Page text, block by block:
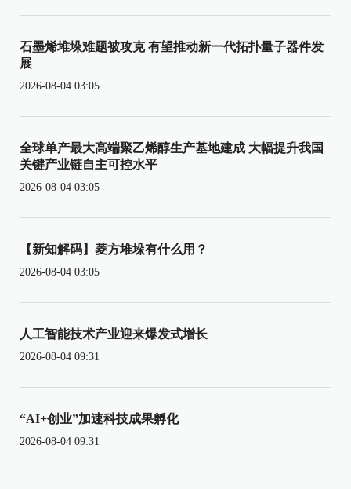
石墨烯堆垛难题被攻克 有望推动新一代拓扑量子器件发
展
2026-08-04 03:05
全球单产最大高端聚乙烯醇生产基地建成 大幅提升我国
关键产业链自主可控水平
2026-08-04 03:05
【新知解码】菱方堆垛有什么用？
2026-08-04 03:05
人工智能技术产业迎来爆发式增长
2026-08-04 09:31
“AI+创业”加速科技成果孵化
2026-08-04 09:31